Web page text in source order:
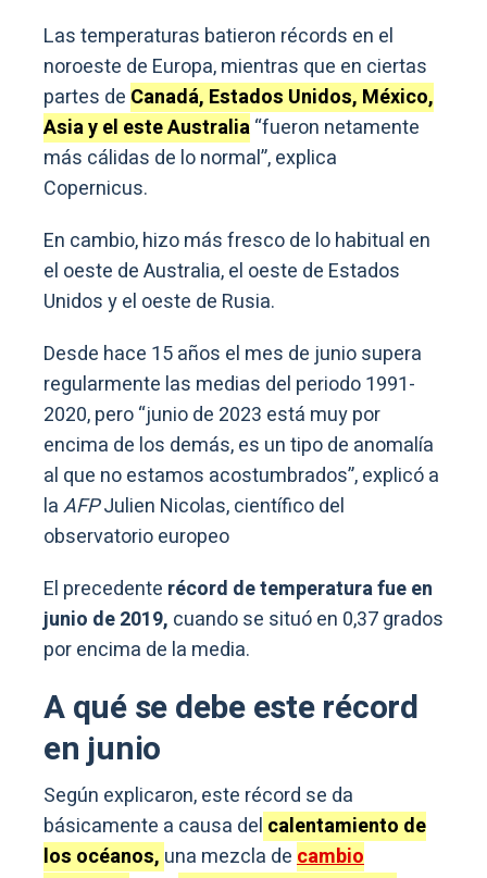
Las temperaturas batieron récords en el
noroeste de Europa, mientras que en ciertas
partes de Canadá, Estados Unidos, México,
Asia y el este Australia“fueron netamente
más cálidas de lo normal”, explica
Copernicus.
En cambio, hizo más fresco de lo habitual en
el oeste de Australia, el oeste de Estados
Unidos y el oeste de Rusia.
Desde hace 15 años el mes de junio supera
regularmente las medias del periodo 1991-
2020, pero “junio de 2023 está muy por
encima de los demás, es un tipo de anomalía
al que no estamos acostumbrados”, explicó a
laAFPJulien Nicolas, científico del
observatorio europeo
El precedente récord de temperatura fue en
junio de 2019, cuando se situó en 0,37 grados
por encima de la media.
A qué se debe este récord
en junio
Según explicaron, este récord se da
básicamente a causa del calentamiento de
los océanos, una mezcla decambio